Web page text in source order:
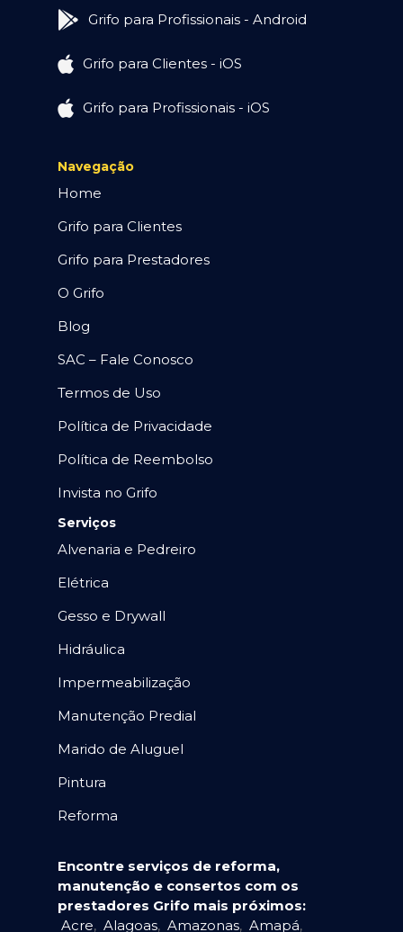
Grifo para Profissionais - Android
Grifo para Clientes - iOS
Grifo para Profissionais - iOS
Navegação
Home
Grifo para Clientes
Grifo para Prestadores
O Grifo
Blog
SAC – Fale Conosco
Termos de Uso
Política de Privacidade
Política de Reembolso
Invista no Grifo
Serviços
Alvenaria e Pedreiro
Elétrica
Gesso e Drywall
Hidráulica
Impermeabilização
Manutenção Predial
Marido de Aluguel
Pintura
Reforma
Encontre serviços de reforma,
manutenção e consertos com os
prestadores Grifo mais próximos:
Acre, Alagoas, Amazonas, Amapá,